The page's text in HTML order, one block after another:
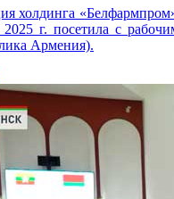
холдинга
2025 г. посетила с
Армения).